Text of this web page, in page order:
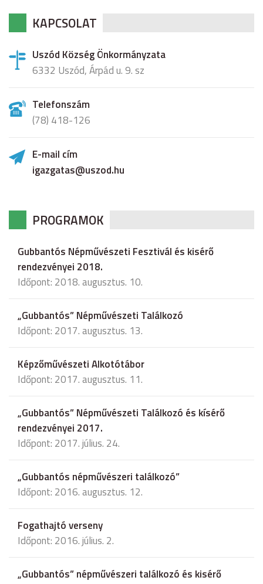
KAPCSOLAT
Uszód Község Önkormányzata
6332 Uszód, Árpád u. 9. sz
Telefonszám
(78) 418-126
E-mail cím
igazgatas@uszod.hu
PROGRAMOK
Gubbantós Népművészeti Fesztivál és kisérő
rendezvényei 2018.
Időpont: 2018. augusztus. 10.
„Gubbantós” Népművészeti Találkozó
Időpont: 2017. augusztus. 13.
Képzőművészeti Alkotótábor
Időpont: 2017. augusztus. 11.
„Gubbantós” Népművészeti Találkozó és kísérő
rendezvényei 2017.
Időpont: 2017. július. 24.
„Gubbantós népművészeri találkozó”
Időpont: 2016. augusztus. 12.
Fogathajtó verseny
Időpont: 2016. július. 2.
„Gubbantós” népművészeri találkozó és kisérő